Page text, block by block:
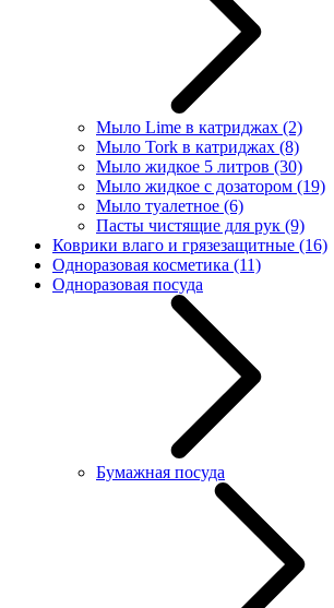
Мыло Lime в катриджах (2)
Мыло Tork в катриджах (8)
Мыло жидкое 5 литров (30)
Мыло жидкое с дозатором (19)
Мыло туалетное (6)
Пасты чистящие для рук (9)
Коврики влаго и грязезащитные (16)
Одноразовая косметика (11)
Одноразовая посуда
Бумажная посуда